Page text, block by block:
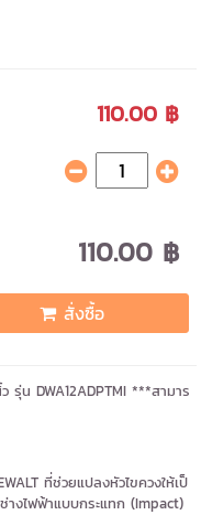
110.00 ฿
110.00 ฿
สั่งซื้อ
รุ่น DWA12ADPTMI ***สามาร
ที่ช่วยแปลงหัวไขควงให้เป็
างไฟฟ้าแบบกระแทก (Impact)